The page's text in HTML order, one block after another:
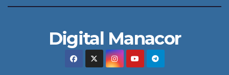
Digital Manacor